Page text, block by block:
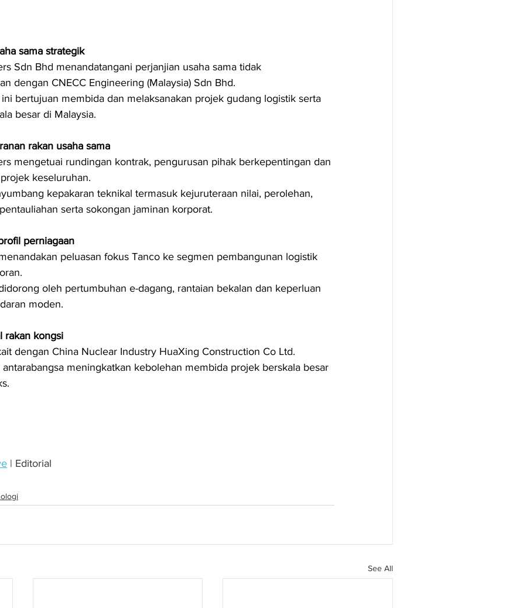
sama strategik
Sdn Bhd menandatangani perjanjian usaha sama tidak
dengan CNECC Engineering (Malaysia) Sdn Bhd.
ini bertujuan membida dan melaksanakan projek gudang logistik serta
besar di Malaysia.
rakan usaha sama
mengetuai rundingan kontrak, pengurusan pihak berkepentingan dan
keseluruhan.
kepakaran teknikal termasuk kejuruteraan nilai, perolehan,
serta sokongan jaminan korporat.
perniagaan
peluasan fokus Tanco ke segmen pembangunan logistik
oleh pertumbuhan e-dagang, rantaian bekalan dan keperluan
moden.
rakan kongsi
dengan China Nuclear Industry HuaXing Construction Co Ltd.
antarabangsa meningkatkan kebolehan membida projek berskala besar
| Editorial
See All